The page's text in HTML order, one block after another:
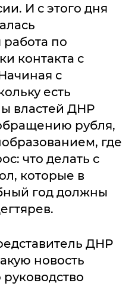
И с этого дня
по
контакта с
с
есть
властей ДНР
рубля,
где
что делать с
которые в
год должны
ДНР
новость